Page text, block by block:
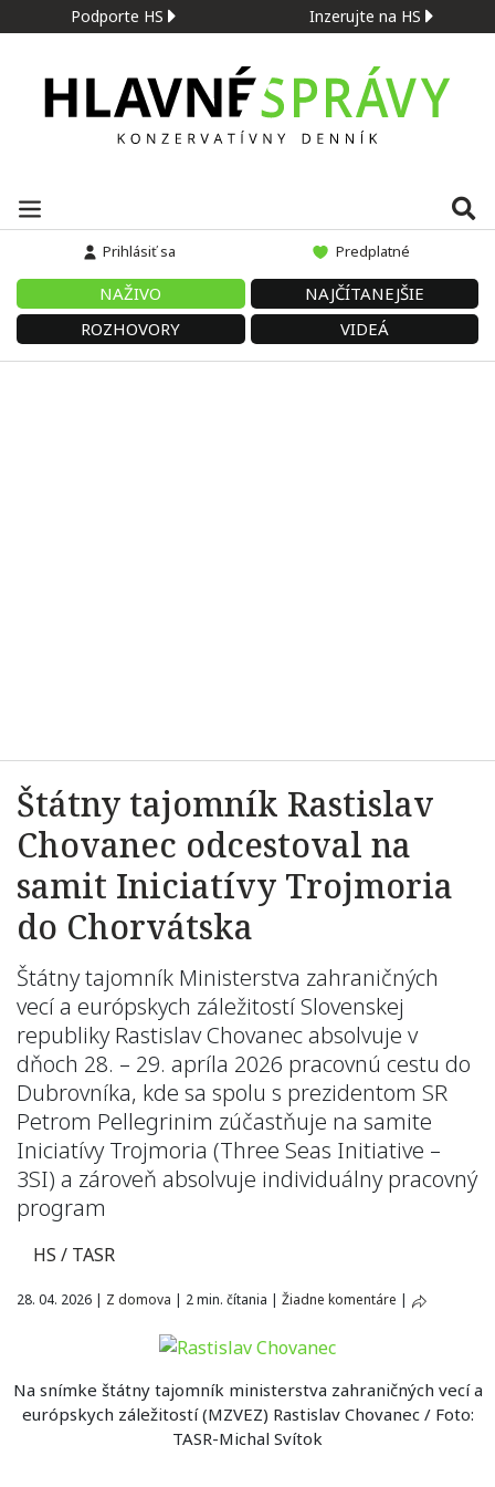
Podporte HS Inzerujte na HS
Prihlásiť sa Predplatné
NAŽIVO
NAJČÍTANEJŠIE
ROZHOVORY
VIDEÁ
Štátny tajomník Rastislav
Chovanec odcestoval na
samit Iniciatívy Trojmoria
do Chorvátska
Štátny tajomník Ministerstva zahraničných
vecí a európskych záležitostí Slovenskej
republiky Rastislav Chovanec absolvuje v
dňoch 28. – 29. apríla 2026 pracovnú cestu do
Dubrovníka, kde sa spolu s prezidentom SR
Petrom Pellegrinim zúčastňuje na samite
Iniciatívy Trojmoria (Three Seas Initiative –
3SI) a zároveň absolvuje individuálny pracovný
program
HS / TASR
28. 04. 2026 | Z domova | 2 min. čítania | Žiadne komentáre |
Na snímke štátny tajomník ministerstva zahraničných vecí a
európskych záležitostí (MZVEZ) Rastislav Chovanec / Foto:
TASR-Michal Svítok